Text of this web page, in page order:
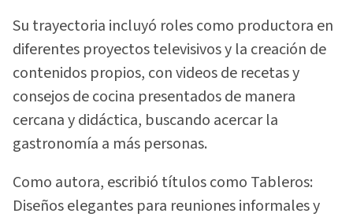
Su trayectoria incluyó roles como productora en
diferentes proyectos televisivos y la creación de
contenidos propios, con videos de recetas y
consejos de cocina presentados de manera
cercana y didáctica, buscando acercar la
gastronomía a más personas.
Como autora, escribió títulos como Tableros:
Diseños elegantes para reuniones informales y